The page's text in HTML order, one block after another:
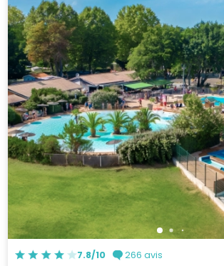
7.8/10 266 avis